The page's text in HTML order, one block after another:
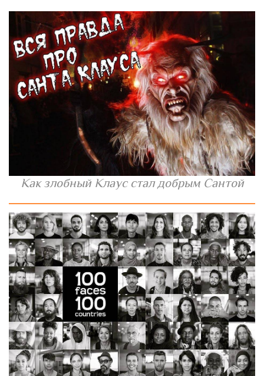
Как злобный Клаус стал добрым Сантой